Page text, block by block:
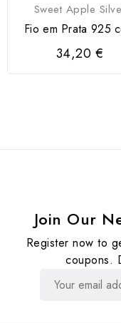
Sweet Apple
Fio em Prata 925
"Pata"
34,20 €
Join Our
Register now to
coupons.